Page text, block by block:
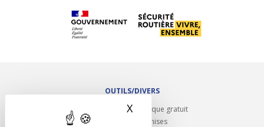
X Masquer le bandeau des
OUTILS/DIVERS
Rappel contrôle technique gratuit
Partenariats/Remises